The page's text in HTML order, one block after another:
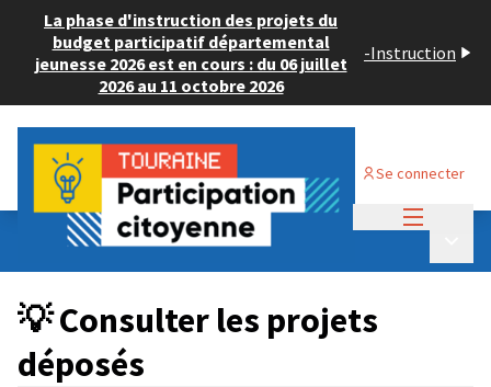
La phase d'instruction des projets du
budget participatif départemental
jeunesse 2026 est en cours : du 06 juillet
2026 au 11 octobre 2026
-Instruction
Se connecter
Budget Participatif JEUNESSE 2024
💡 Consulter les projets déposés
💡 Consulter les projets
déposés